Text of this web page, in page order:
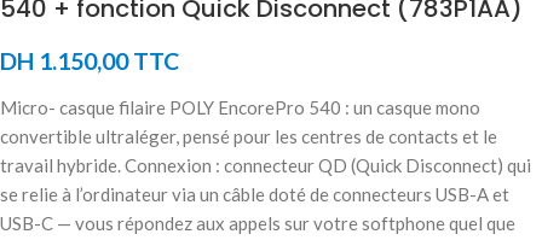
540 + fonction Quick Disconnect (783P1AA)
DH 1.150,00TTC
Micro- casque filaire POLY EncorePro 540 : un casque mono
convertible ultraléger, pensé pour les centres de contacts et le
travail hybride. Connexion : connecteur QD (Quick Disconnect) qui
se relie à l’ordinateur via un câble doté de connecteurs USB-A et
USB-C — vous répondez aux appels sur votre softphone quel que